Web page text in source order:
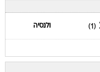
(1) ולנסיה